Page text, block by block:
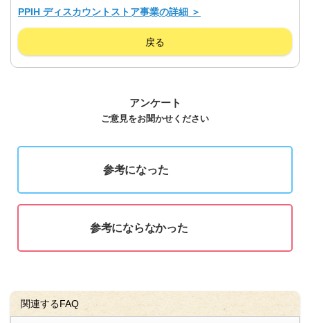
PPIH ディスカウントストア事業の詳細 ＞
戻る
アンケート
ご意見をお聞かせください
参考になった
参考にならなかった
関連するFAQ